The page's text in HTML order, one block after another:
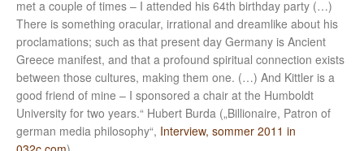
met a couple of times – I attended his 64th birthday party (…)
There is something oracular, irrational and dreamlike about his
proclamations; such as that present day Germany is Ancient
Greece manifest, and that a profound spiritual connection exists
between those cultures, making them one. (…) And Kittler is a
good friend of mine – I sponsored a chair at the Humboldt
University for two years.“ Hubert Burda („Billionaire, Patron of
german media philosophy“, Interview, sommer 2011 in